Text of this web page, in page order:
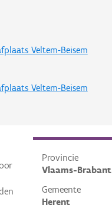
Veltem-Beisem
Veltem-Beisem
Provincie
Vlaams-Brabant
Gemeente
Herent